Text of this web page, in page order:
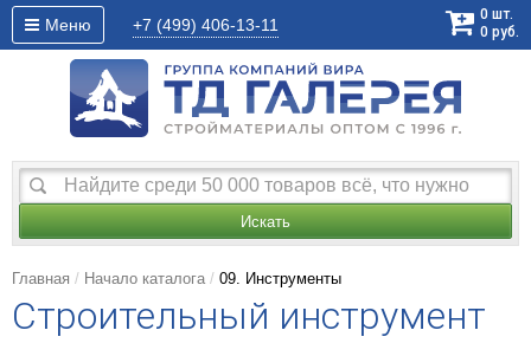
Меню +7 (499) 406-13-11
0 шт.
0 руб.
Искать
Главная Начало каталога 09. Инструменты
Строительный инструмент